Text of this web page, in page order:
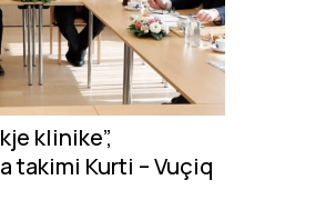
klinike”,
takimi Kurti – Vuçiq